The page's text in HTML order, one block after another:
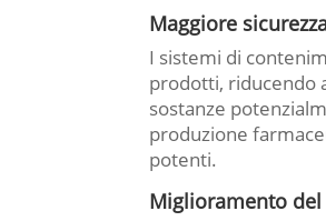
Maggiore
I sistemi di
prodotti, riducendo
sostanze
produzione
potenti.
Miglioramento